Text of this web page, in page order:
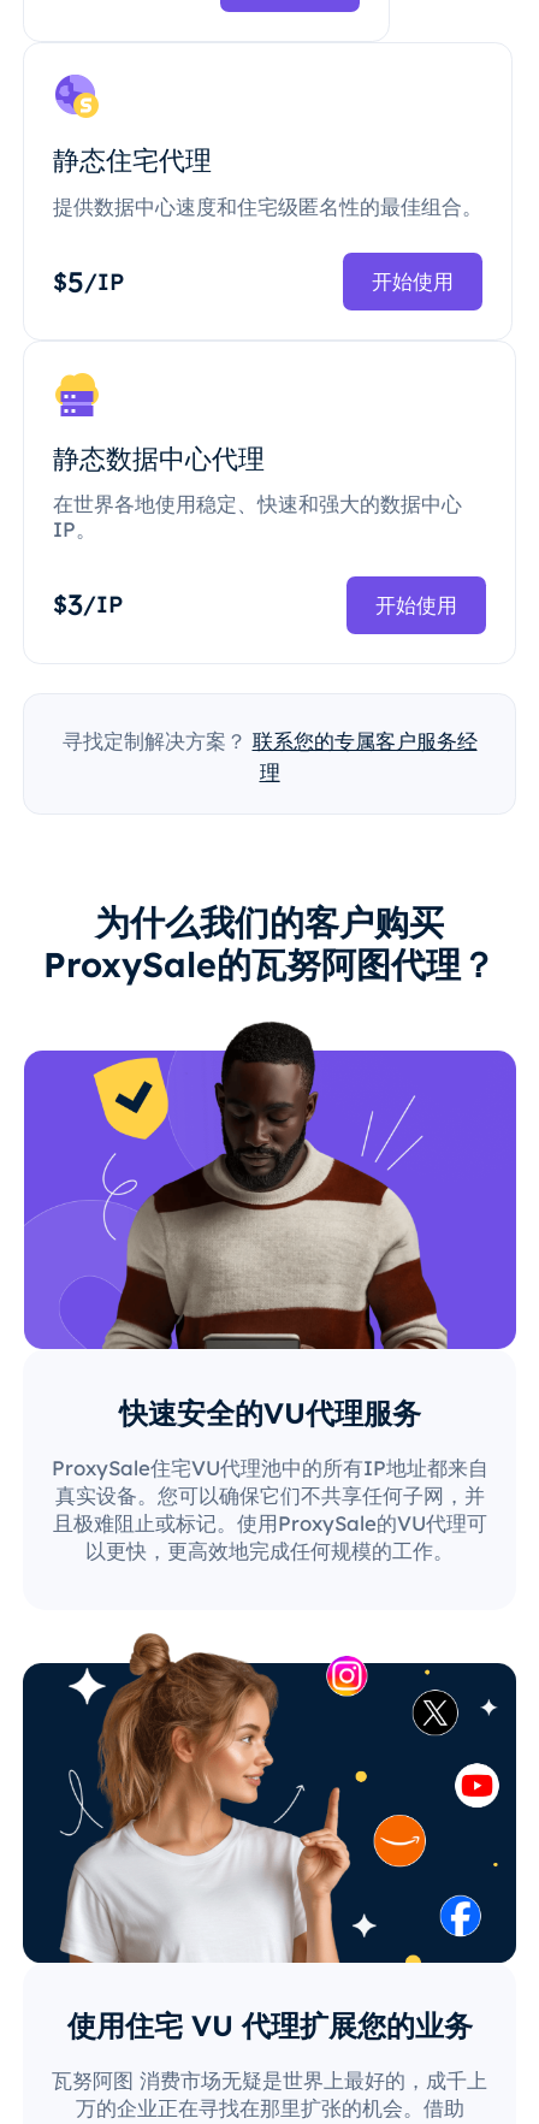
静态住宅代理
提供数据中心速度和住宅级匿名性的最佳组合。
$5/IP 开始使用
静态数据中心代理
在世界各地使用稳定、快速和强大的数据中心
IP。
$3/IP 开始使用
寻找定制解决方案？ 联系您的专属客户服务经
理
为什么我们的客户购买
ProxySale的瓦努阿图代理？
快速安全的VU代理服务
ProxySale住宅VU代理池中的所有IP地址都来自
真实设备。您可以确保它们不共享任何子网，并
且极难阻止或标记。使用ProxySale的VU代理可
以更快，更高效地完成任何规模的工作。
使用住宅 VU 代理扩展您的业务
瓦努阿图 消费市场无疑是世界上最好的，成千上
万的企业正在寻找在那里扩张的机会。借助